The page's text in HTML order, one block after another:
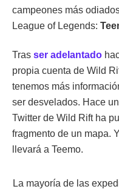
campeones más
League of Legends:
Tras ser adelantado
propia cuenta de Wild
tenemos más
ser desvelados. Hace
Twitter de Wild Rift ha
fragmento de un mapa.
llevará a Teemo.
La mayoría de las